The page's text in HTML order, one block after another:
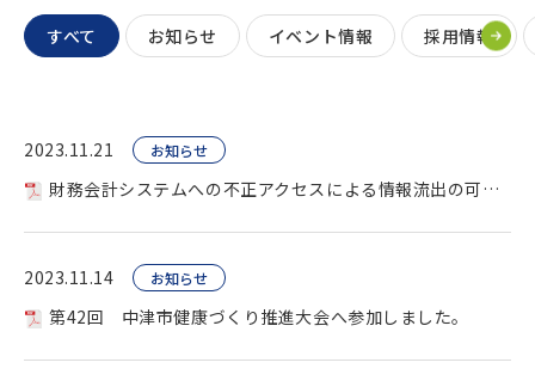
すべて お知らせ イベント情報 採用情報
2023.11.21 お知らせ
財務会計システムへの不正アクセスによる情報流出の可能性について。
2023.11.14 お知らせ
第42回 中津市健康づくり推進大会へ参加しました。